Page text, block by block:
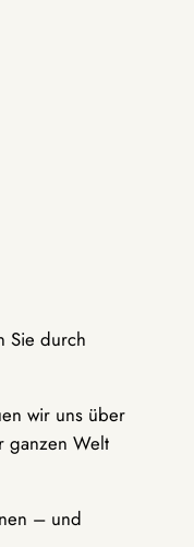
Sie durch
wir uns über
ganzen Welt
– und